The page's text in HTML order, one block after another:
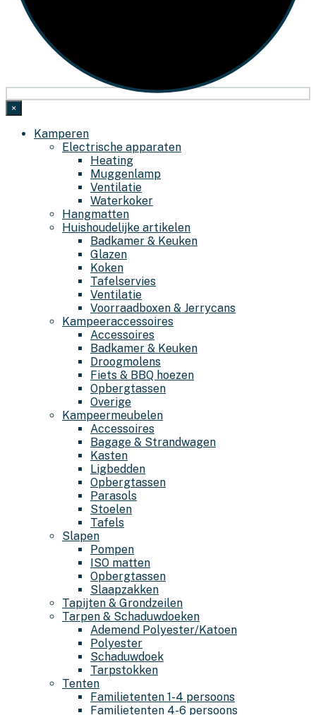
×
Kamperen
Electrische apparaten
Heating
Muggenlamp
Ventilatie
Waterkoker
Hangmatten
Huishoudelijke artikelen
Badkamer & Keuken
Glazen
Koken
Tafelservies
Ventilatie
Voorraadboxen & Jerrycans
Kampeeraccessoires
Accessoires
Badkamer & Keuken
Droogmolens
Fiets & BBQ hoezen
Opbergtassen
Overige
Kampeermeubelen
Accessoires
Bagage & Strandwagen
Kasten
Ligbedden
Opbergtassen
Parasols
Stoelen
Tafels
Slapen
Pompen
ISO matten
Opbergtassen
Slaapzakken
Tapijten & Grondzeilen
Tarpen & Schaduwdoeken
Ademend Polyester/Katoen
Polyester
Schaduwdoek
Tarpstokken
Tenten
Familietenten 1-4 persoons
Familietenten 4-6 persoons